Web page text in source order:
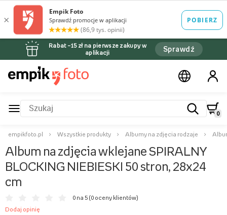
Rabat –15 zł na pierwsze zakupy w
aplikacji
Sprawdź
0
empikfoto.pl Wszystkie produkty Albumy na zdjęcia rodzaje
Album na zdjęcia wklejane SPIRALNY
BLOCKING NIEBIESKI 50 stron, 28x24
cm
0 na 5 (0 oceny klientów)
Dodaj opinię